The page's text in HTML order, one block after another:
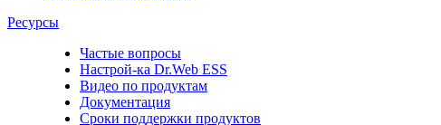
Ресурсы
Частые вопросы
Настрой-ка Dr.Web ESS
Видео по продуктам
Документация
Сроки поддержки продуктов